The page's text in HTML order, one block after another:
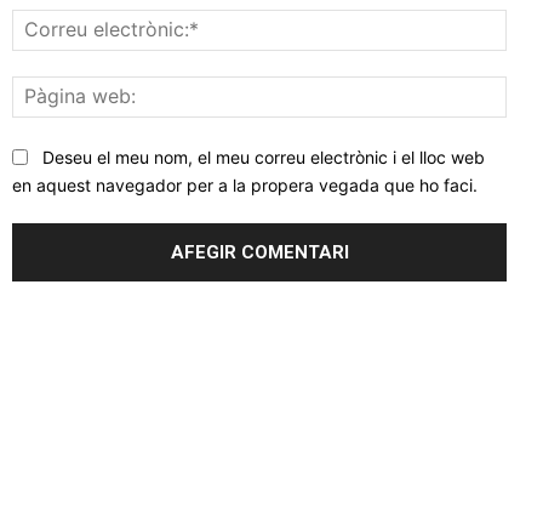
web:
Deseu el meu nom, el meu correu electrònic i el lloc web
en aquest navegador per a la propera vegada que ho faci.